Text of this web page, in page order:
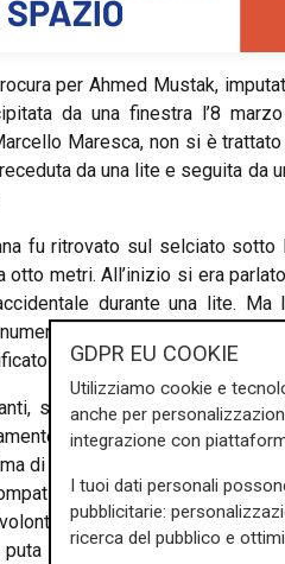
per Ahmed Mustak,
da una finestra l’8
Maresca, non si è
da una lite e seguita da
fu ritrovato sul selciato sotto
otto metri. All’inizio si era
durante una lite. Ma
elementi in contrasto
più volte i suoi racconti.
secondo l’accusa, le
c’era pochissimo
di essere lanciata dalla
con una semplice
L'ogetto
(un mortaio, un blocco di
GDPR EU COOKIE
Utilizziamo cookie e
anche per
integrazione con
I tuoi dati personali
pubblicitarie:
ricerca del pubblico e